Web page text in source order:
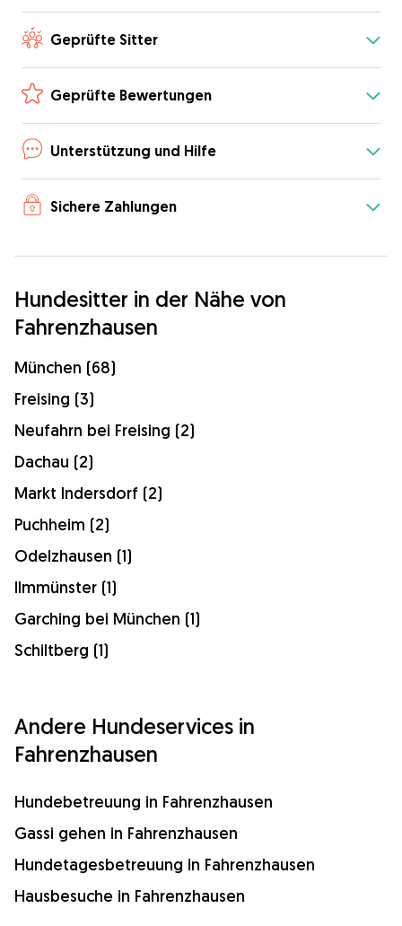
Geprüfte Sitter
Geprüfte Bewertungen
Unterstützung und Hilfe
Sichere Zahlungen
Hundesitter in der Nähe von
Fahrenzhausen
München (68)
Freising (3)
Neufahrn bei Freising (2)
Dachau (2)
Markt Indersdorf (2)
Puchheim (2)
Odelzhausen (1)
Ilmmünster (1)
Garching bei München (1)
Schiltberg (1)
Andere Hundeservices in
Fahrenzhausen
Hundebetreuung in Fahrenzhausen
Gassi gehen in Fahrenzhausen
Hundetagesbetreuung in Fahrenzhausen
Hausbesuche in Fahrenzhausen